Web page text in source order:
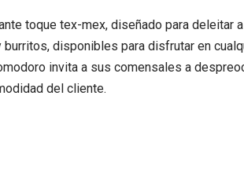
toque tex-mex, diseñado para deleitar
disponibles para disfrutar en
invita a sus comensales a
del cliente.